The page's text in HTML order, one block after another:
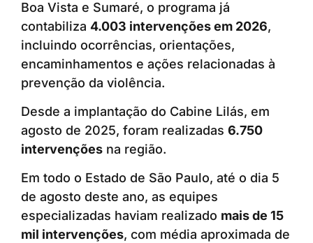
Boa Vista e Sumaré, o programa já
contabiliza 4.003 intervenções em 2026,
incluindo ocorrências, orientações,
encaminhamentos e ações relacionadas à
prevenção da violência.
Desde a implantação do Cabine Lilás, em
agosto de 2025, foram realizadas 6.750
intervenções na região.
Em todo o Estado de São Paulo, até o dia 5
de agosto deste ano, as equipes
especializadas haviam realizado mais de 15
mil intervenções, com média aproximada de